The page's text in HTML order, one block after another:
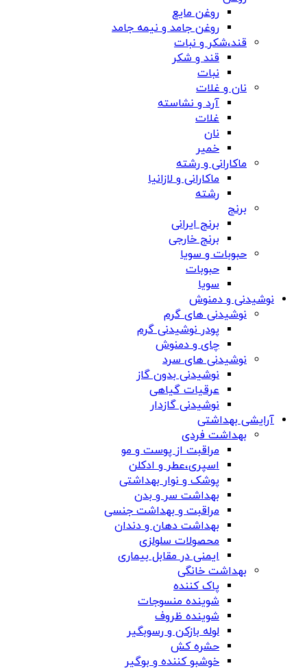
روغن مایع
روغن جامد و نیمه جامد
قند،شکر و نبات
قند و شکر
نبات
نان و غلات
آرد و نشاسته
غلات
نان
خمیر
ماکارانی و رشته
ماکارانی و لازانیا
رشته
برنج
برنج ایرانی
برنج خارجی
حبوبات و سویا
حبوبات
سویا
نوشیدنی و دمنوش
نوشیدنی های گرم
پودر نوشیدنی گرم
چای و دمنوش
نوشیدنی های سرد
نوشیدنی بدون گاز
عرقیات گیاهی
نوشیدنی گازدار
آرایشی بهداشتی
بهداشت فردی
مراقبت از پوست و مو
اسپری،عطر و ادکلن
پوشک و نوار بهداشتی
بهداشت سر و بدن
مراقبت و بهداشت جنسی
بهداشت دهان و دندان
محصولات سلولزی
ایمنی در مقابل بیماری
بهداشت خانگی
پاک کننده
شوینده منسوجات
شوینده ظروف
لوله بازکن و رسوبگیر
حشره کش
خوشبو کننده و بوگیر